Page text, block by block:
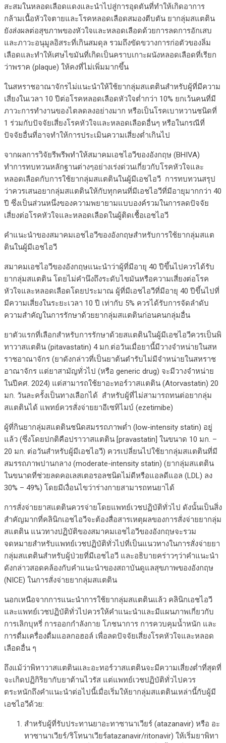
สะสมในหลอดเลือดแดงและนำไปสู่การอุดตันที่ทำให้เกิดอาการ
กล้ามเนื้อหัวใจตายและโรคหลอดเลือดสมองตีบตัน ยากลุ่มสแตติน
ยังส่งผลต่อสุขภาพของหัวใจและหลอดเลือดด้วยการลดการอักเสบ
และภาวะอนุมูลอิสระที่เกินสมดุล รวมถึงขัดขวางการก่อตัวของลิ่ม
เลือดและทำให้เศษไขมันที่เกิดเป็นคราบเกาะผนังหลอดเลือดที่เรียก
ว่าพราค (plaque) ให้คงที่ไม่เพิ่มมากขึ้น
ในสหราชอาณาจักรไม่แนะนำให้ใช้ยากลุ่มสแตตินสำหรับผู้ที่มีความ
เสี่ยงในเวลา 10 ปีต่อโรคหลอดเลือดหัวใจต่ำกว่า 10% ยกเว้นคนที่มี
ภาวะการทำงานของไตลดลงอย่างมาก หรือเป็นโรคเบาหวานชนิดที่
1 ร่วมกับปัจจัยเสี่ยงโรคหัวใจและหลอดเลือดอื่นๆ หรือในกรณีที่
ปัจจัยอื่นที่อาจทำให้การประเมินความเสี่ยงต่ำเกินไป
จากผลการวิจัยรีพรีพทำให้สมาคมเอชไอวีของอังกฤษ (BHIVA)
ทำการทบทวนหลักฐานต่างๆอย่างเร่งด่วนเกี่ยวกับโรคหัวใจและ
หลอดเลือดกับการใช้ยากลุ่มสแตตินในผู้มีเอชไอวี การทบทวนสรุป
ว่าควรเสนอยากลุ่มสแตตินให้กับทุกคนที่มีเอชไอวีที่มีอายุมากกว่า 40
ปี ซึ่งเป็นส่วนหนึ่งของความพยายามแบบองค์รวมในการลดปัจจัย
เสี่ยงต่อโรคหัวใจและหลอดเลือดในผู้ติดเชื้อเอชไอวี
คำแนะนำของสมาคมเอชไอวีของอังกฤษสำหรับการใช้ยากลุ่มสแต
ตินในผู้มีเอชไอวี
สมาคมเอชไอวีของอังกฤษแนะนำว่าผู้ที่มีอายุ 40 ปีขึ้นไปควรได้รับ
ยากลุ่มสแตติน โดยไม่คำนึงถึงระดับไขมันหรือความเสี่ยงต่อโรค
หัวใจและหลอดเลือดโดยประมาณ ผู้ที่มีเอชไอวีที่มีอายุ 40 ปีขึ้นไปที่
มีความเสี่ยงในระยะเวลา 10 ปี เท่ากับ 5% ควรได้รับการจัดลำดับ
ความสำคัญในการรักษาด้วยยากลุ่มสแตตินก่อนคนกลุ่มอื่น
ยาตัวแรกที่เลือกสำหรับการรักษาด้วยสแตตินในผู้มีเอชไอวีควรเป็นพิ
ทาวาสแตติน (pitavastatin) 4 มก.ต่อวันเมื่อยานี้มีวางจำหน่ายในสห
ราชอาณาจักร (ยาดังกล่าวที่เป็นยาต้นตำรับไม่มีจำหน่ายในสหราช
อาณาจักร แต่ยาสามัญทั่วไป (หรือ generic drug) จะมีวางจำหน่าย
ในปีคศ. 2024) แต่สามารถใช้ยาอะทอร์วาสแตติน (Atorvastatin) 20
มก. วันละครั้งเป็นทางเลือกได้ สำหรับผู้ที่ไม่สามารถทนต่อยากลุ่ม
สแตตินได้ แพทย์ควรสั่งจ่ายยาอีเซทิไมบ์ (ezetimibe)
ผู้ที่กินยากลุ่มสแตตินชนิดสมรรถภาพต่ำ (low-intensity statin) อยู่
แล้ว (ซึ่งโดยปกติคือปราวาสแตติน [pravastatin] ในขนาด 10 มก. –
20 มก. ต่อวันสำหรับผู้มีเอชไอวี) ควรเปลี่ยนไปใช้ยากลุ่มสแตตินที่มี
สมรรถภาพปานกลาง (moderate-intensity statin) (ยากลุ่มสแตติน
ในขนาดที่ช่วยลดคอเลสเตอรอลชนิดไม่ดีหรือแอลดีแอล (LDL) ลง
30% – 49%) โดยมีเงื่อนไขว่าร่างกายสามารถทนยาได้
การสั่งจ่ายยาสแตตินควรจ่ายโดยแพทย์เวชปฏิบัติทั่วไป ดังนั้นเป็นสิ่ง
สำคัญมากที่คลินิกเอชไอวีจะต้องสื่อสารเหตุผลของการสั่งจ่ายยากลุ่ม
สแตติน แนวทางปฏิบัติของสมาคมเอชไอวีของอังกฤษจะรวม
จดหมายสำหรับแพทย์เวชปฏิบัติทั่วไปที่เป็นแนวทางในการสั่งจ่ายยา
กลุ่มสแตตินสำหรับผู้ป่วยที่มีเอชไอวี และอธิบายคร่าวๆว่าคำแนะนำ
ดังกล่าวสอดคล้องกับคำแนะนำของสถาบันดูแลสุขภาพของอังกฤษ
(NICE) ในการสั่งจ่ายยากลุ่มสแตติน
นอกเหนือจากการแนะนำการใช้ยากลุ่มสแตตินแล้ว คลินิกเอชไอวี
และแพทย์เวชปฏิบัติทั่วไปควรให้คำแนะนำและมีแผนภาพเกี่ยวกับ
การเลิกบุหรี่ การออกกำลังกาย โภชนาการ การควบคุมน้ำหนัก และ
การดื่มเครื่องดื่มแอลกอฮอล์ เพื่อลดปัจจัยเสี่ยงโรคหัวใจและหลอด
เลือดอื่น ๆ
ถึงแม้ว่าพิทาวาสแตตินและอะทอร์วาสแตตินจะมีความเสี่ยงต่ำที่สุดที่
จะเกิดปฏิกิริยากับยาต้านไวรัส แต่แพทย์เวชปฏิบัติทั่วไปควร
ตระหนักถึงคำแนะนำต่อไปนี้เมื่อเริ่มให้ยากลุ่มสแตตินเหล่านี้กับผู้มี
เอชไอวีด้วย:
สำหรับผู้ที่รับประทานยาอะทาซานาเวียร์ (atazanavir) หรือ อะ
ทาซานาเวียร์/ริโทนาเวียร์atazanavir/ritonavir) ให้เริ่มยาพิทา